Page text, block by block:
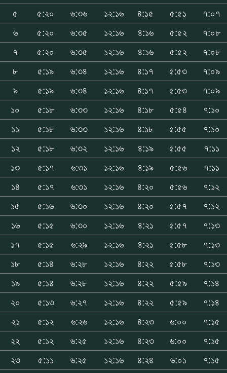
৫
৫:২০ ৬:৩৬ ১২:১৬ ৪:১৫ ৫:৫১
৭:০৭
৬
৫:২০ ৬:৩৫ ১২:১৬ ৪:১৬ ৫:৫২
৭:০৮
৭
৫:২০ ৬:৩৫ ১২:১৬ ৪:১৬ ৫:৫২
৭:০৮
৮
৫:১৯ ৬:৩৪ ১২:১৬ ৪:১৭ ৫:৫৩
৭:০৯
৯
৫:১৯ ৬:৩৪ ১২:১৬ ৪:১৭ ৫:৫৩
৭:০৯
১০
৫:১৮ ৬:৩৩ ১২:১৬ ৪:১৮ ৫:৫৪
৭:১০
১১
৫:১৮ ৬:৩৩ ১২:১৬ ৪:১৮ ৫:৫৫
৭:১০
১২
৫:১৮ ৬:৩২ ১২:১৬ ৪:১৯ ৫:৫৫
৭:১১
১৩
৫:১৭ ৬:৩১ ১২:১৬ ৪:১৯ ৫:৫৬
৭:১১
১৪
৫:১৭ ৬:৩১ ১২:১৬ ৪:২০ ৫:৫৬
৭:১২
১৫
৫:১৬ ৬:৩০ ১২:১৬ ৪:২০ ৫:৫৭
৭:১২
১৬
৫:১৫ ৬:৩০ ১২:১৬ ৪:২১ ৫:৫৭
৭:১৩
১৭
৫:১৫ ৬:২৯ ১২:১৬ ৪:২১ ৫:৫৮
৭:১৩
১৮
৫:১৪ ৬:২৮ ১২:১৬ ৪:২২ ৫:৫৮
৭:১৩
১৯
৫:১৪ ৬:২৮ ১২:১৬ ৪:২২ ৫:৫৯
৭:১৪
২০
৫:১৩ ৬:২৭ ১২:১৬ ৪:২২ ৫:৫৯
৭:১৪
২১
৫:১২ ৬:২৬ ১২:১৬ ৪:২৩ ৬:০০
৭:১৫
২২
৫:১২ ৬:২৫ ১২:১৬ ৪:২৩ ৬:০০
৭:১৫
২৩
৫:১১ ৬:২৫ ১২:১৬ ৪:২৪ ৬:০১
৭:১৫